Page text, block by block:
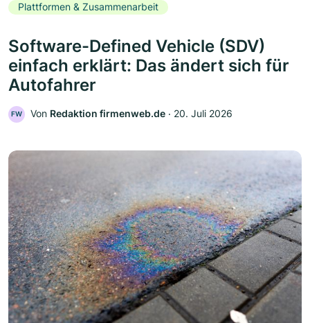
Plattformen & Zusammenarbeit
Software-Defined Vehicle (SDV)
einfach erklärt: Das ändert sich für
Autofahrer
FW Von Redaktion firmenweb.de ‧ 20. Juli 2026